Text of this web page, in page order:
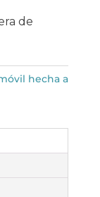
de
hecha a